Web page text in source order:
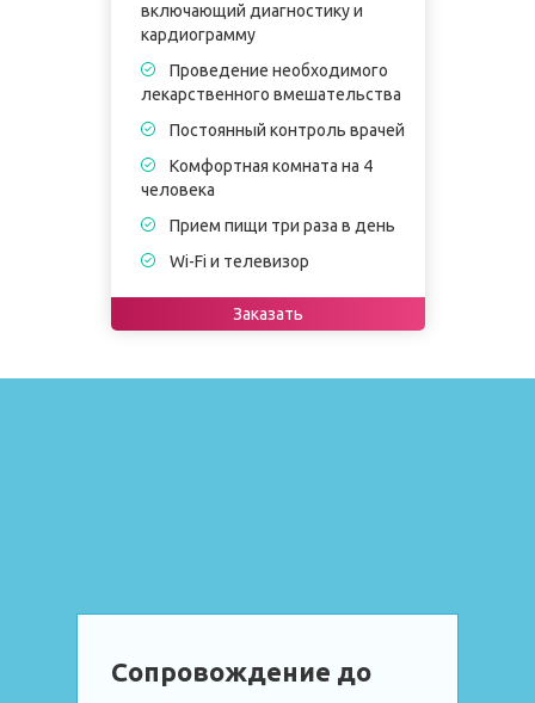
включающий диагностику и
кардиограмму
Проведение необходимого
лекарственного вмешательства
Постоянный контроль врачей
Комфортная комната на 4
человека
Прием пищи три раза в день
Wi-Fi и телевизор
Заказать
Сопровождение до